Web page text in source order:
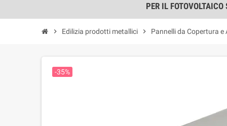
PER IL FOTOVOLTAICO
chevron_right Edilizia prodotti metallici chevron_right Pannelli da Copertura e
-35%